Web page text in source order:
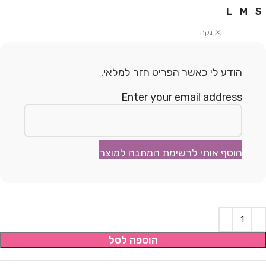
S
M
L
נקה
הודע לי כאשר הפריט חזר למלאי.
Enter your email address
הוסף אותי לרשימת המתנה למוצר
הוספה לסל